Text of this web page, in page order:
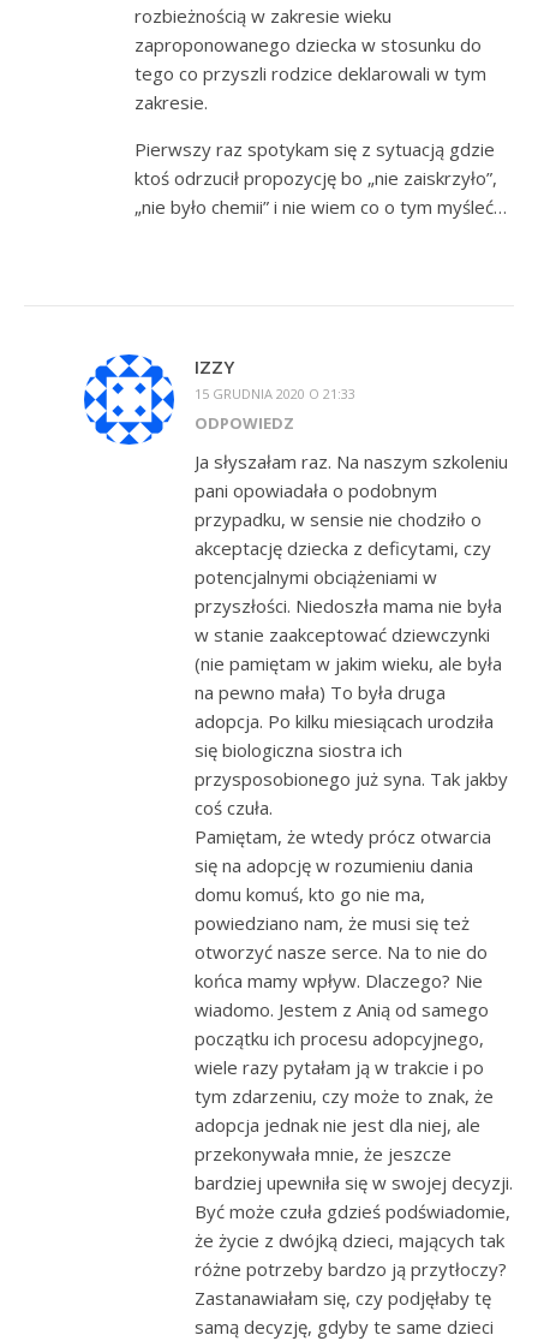
rozbieżnością w zakresie wieku
zaproponowanego dziecka w stosunku do
tego co przyszli rodzice deklarowali w tym
zakresie.
Pierwszy raz spotykam się z sytuacją gdzie
ktoś odrzucił propozycję bo „nie zaiskrzyło”,
„nie było chemii” i nie wiem co o tym myśleć…
IZZY
15 GRUDNIA 2020 O 21:33
ODPOWIEDZ
Ja słyszałam raz. Na naszym szkoleniu
pani opowiadała o podobnym
przypadku, w sensie nie chodziło o
akceptację dziecka z deficytami, czy
potencjalnymi obciążeniami w
przyszłości. Niedoszła mama nie była
w stanie zaakceptować dziewczynki
(nie pamiętam w jakim wieku, ale była
na pewno mała) To była druga
adopcja. Po kilku miesiącach urodziła
się biologiczna siostra ich
przysposobionego już syna. Tak jakby
coś czuła.
Pamiętam, że wtedy prócz otwarcia
się na adopcję w rozumieniu dania
domu komuś, kto go nie ma,
powiedziano nam, że musi się też
otworzyć nasze serce. Na to nie do
końca mamy wpływ. Dlaczego? Nie
wiadomo. Jestem z Anią od samego
początku ich procesu adopcyjnego,
wiele razy pytałam ją w trakcie i po
tym zdarzeniu, czy może to znak, że
adopcja jednak nie jest dla niej, ale
przekonywała mnie, że jeszcze
bardziej upewniła się w swojej decyzji.
Być może czuła gdzieś podświadomie,
że życie z dwójką dzieci, mających tak
różne potrzeby bardzo ją przytłoczy?
Zastanawiałam się, czy podjęłaby tę
samą decyzję, gdyby te same dzieci